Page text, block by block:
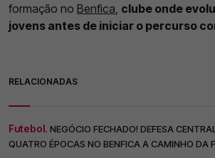
formação no Benfica clube onde
jovens antes de iniciar o percurso
RELACIONADAS
Futebol. NEGÓCIO FECHADO! DEFESA
QUATRO ÉPOCAS NO BENFICA A CAMINHO DA